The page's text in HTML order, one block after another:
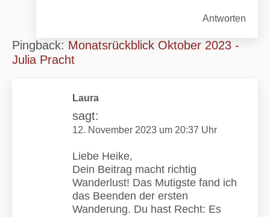
Antworten
Pingback: Monatsrückblick Oktober 2023 -
Julia Pracht
Laura
sagt:
12. November 2023 um 20:37 Uhr
Liebe Heike,
Dein Beitrag macht richtig
Wanderlust! Das Mutigste fand ich
das Beenden der ersten
Wanderung. Du hast Recht: Es